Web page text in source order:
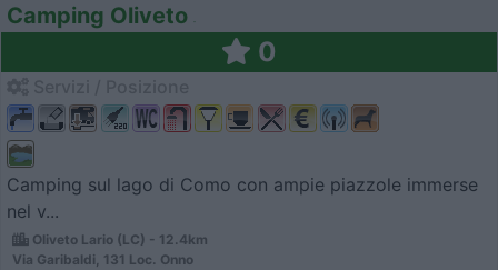
Camping Oliveto
0
Camping sul lago di Como con ampie piazzole immerse
nel v...
Oliveto Lario (LC) - 12.4km
Via Garibaldi, 131 Loc. Onno